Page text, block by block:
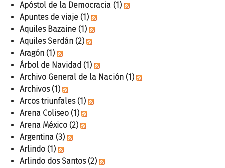
Apóstol de la Democracia (1)
Apuntes de viaje (1)
Aquiles Bazaine (1)
Aquiles Serdán (2)
Aragón (1)
Árbol de Navidad (1)
Archivo General de la Nación (1)
Archivos (1)
Arcos triunfales (1)
Arena Coliseo (1)
Arena México (2)
Argentina (3)
Arlindo (1)
Arlindo dos Santos (2)